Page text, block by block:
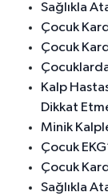
Sağlıkla
Çocuk
Çocuk
Kalp
Dikkat
Minik
Çocuk
Çocuk
Sağlıkla